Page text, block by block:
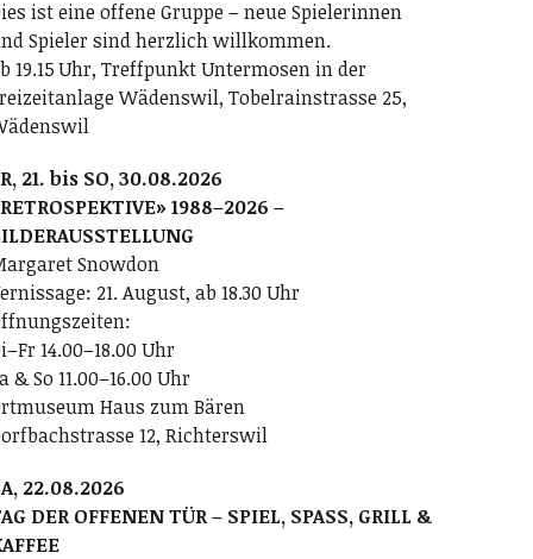
ist eine offene Gruppe – neue Spielerinnen
Spieler sind herzlich willkommen.
19.15 Uhr, Treffpunkt Untermosen in der
Wädenswil, Tobelrainstrasse 25,
21. bis SO, 30.08.2026
1988–2026 –
Snowdon
21. August, ab 18.30 Uhr
14.00–18.00 Uhr
& So 11.00–16.00 Uhr
Haus zum Bären
12, Richterswil
22.08.2026
DER OFFENEN TÜR – SPIEL, SPASS, GRILL &